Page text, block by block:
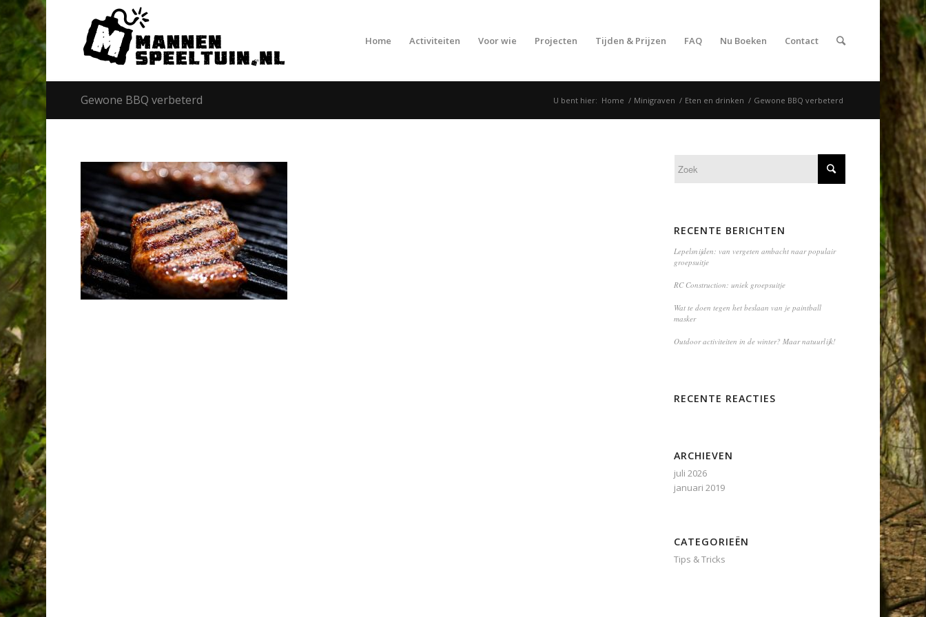
Home Activiteiten Voor wie Projecten Tijden & Prijzen FAQ Nu Boeken Contact
Gewone BBQ verbeterd U bent hier: Home / Minigraven / Eten en drinken / Gewone BBQ verbeterd
RECENTE BERICHTEN
Lepelsnijden: van vergeten ambacht naar populair
groepsuitje
RC Construction: uniek groepsuitje
Wat te doen tegen het beslaan van je paintball
masker
Outdoor activiteiten in de winter? Maar natuurlijk!
RECENTE REACTIES
ARCHIEVEN
juli 2026
januari 2019
CATEGORIEËN
Tips & Tricks